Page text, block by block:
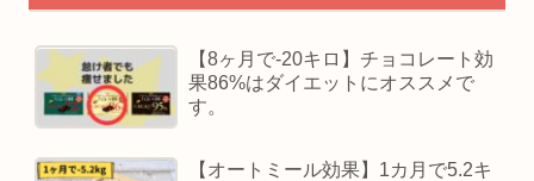
【8ヶ月で-20キロ】チョコレート効
果86%はダイエットにオススメで
す。
【オートミール効果】1カ月で5.2キ